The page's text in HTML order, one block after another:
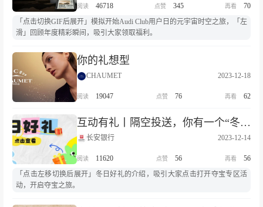
46718 345
70
「点击切换GIF后展开」模拟开始Audi Club用户日的元宇宙时空之旅，「左
滑」回顾年度精彩瞬间，吸引大家领取福利。
你的礼想型
CHAUMET 2023-12-18
19047 76 62
互动有礼丨隔空投送，你有一个“冬日礼物”待拆
长安银行 2023-12-14
11620 56
56
「点击左移切换后展开」冬日好礼的介绍，吸引大家点击打开夺宝专区活
动，开启夺宝之旅。